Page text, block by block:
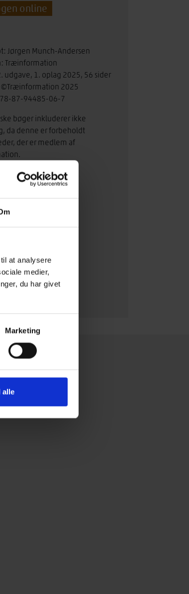
at analysere
medier,
du har givet
Marketing
alle
online
Jørgen Munch-Andersen
Træinformation
udgave, 1. oplag 2025, 56 sider
©Træinformation 2025
87-94485-06-7
bøger inkluderer ikke
da denne er forbeholdt
der er medlem af